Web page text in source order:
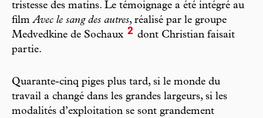
tristesse des matins. Le témoignage a été intégré au
filmAvec le sang des autres, réalisé par le groupe
Medvedkine de Sochaux 2 dont Christian faisait
partie.
Quarante-cinq piges plus tard, si le monde du
travail a changé dans les grandes largeurs, si les
modalités d’exploitation se sont grandement